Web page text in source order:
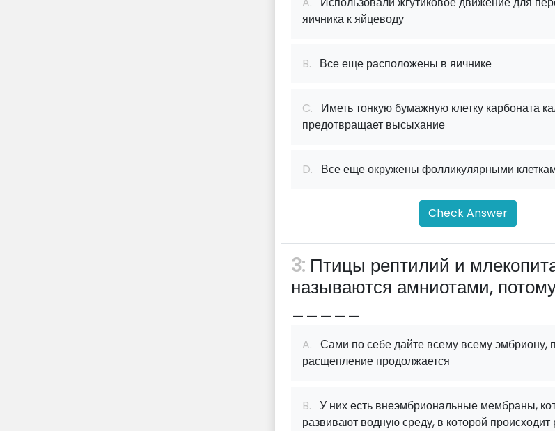
яичника к яйцеводу
B. Все еще расположены в яичнике
C. Иметь тонкую бумажную клетку карбоната
предотвращает высыхание
D. Все еще окружены фолликулярными
Check Answer
3: Птицы рептилий и
называются амниотами,
_____
A. Сами по себе дайте всему всему эмбриону,
расщепление продолжается
B. У них есть внеэмбриональные мембраны,
развивают водную среду, в которой происходит